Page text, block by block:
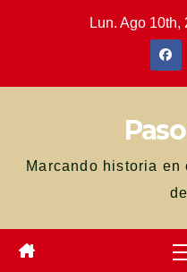
Lun. Ago 10th,
Marcando historia en